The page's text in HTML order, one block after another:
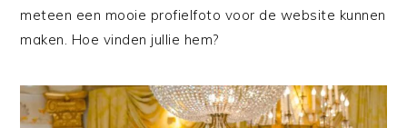
meteen een mooie profielfoto voor de website kunnen
maken. Hoe vinden jullie hem?